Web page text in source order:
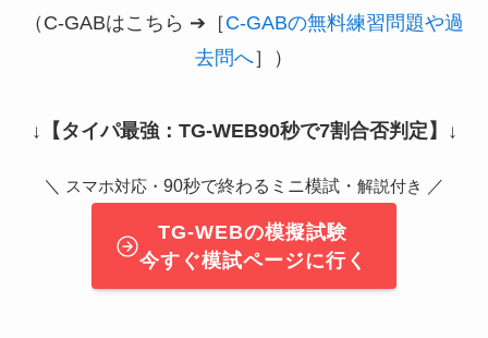
（C-GABはこちら ➔［C-GABの無料練習問題や過
去問へ］）
↓ 【タイパ最強：TG-WEB90秒で7割合否判定】 ↓
＼ スマホ対応・ 90秒で終わるミニ模試・ 解説付き ／
TG-WEBの模擬試験
今すぐ模試ページに行く